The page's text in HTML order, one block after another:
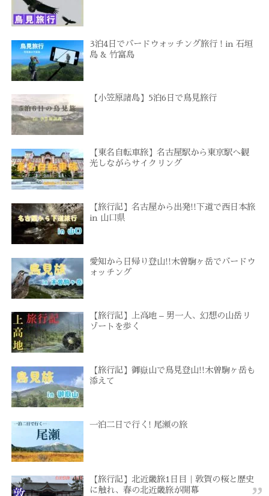
3泊4日でバードウォッチング旅行 ! in 石垣
島 & 竹富島
【小笠原諸島】5泊6日で鳥見旅行
【東名自転車旅】名古屋駅から東京駅へ観
光しながらサイクリング
【旅行記】名古屋から出発!!下道で西日本旅
in 山口県
愛知から日帰り登山!!木曽駒ヶ岳でバードウ
ォッチング
【旅行記】上高地 – 男一人、幻想の山岳リ
ゾートを歩く
【旅行記】御嶽山で鳥見登山!!木曽駒ヶ岳も
添えて
一泊二日で行く! 尾瀬の旅
【旅行記】北近畿旅1日目｜敦賀の桜と歴史
に触れ、春の北近畿旅が開幕